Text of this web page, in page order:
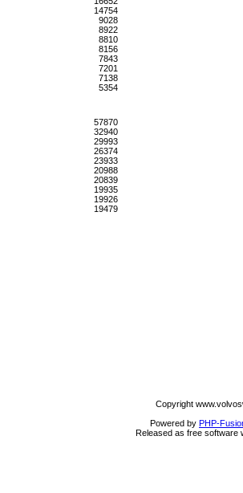
14754
9028
8922
8810
8156
7843
7201
7138
5354
57870
32940
29993
26374
23933
20988
20839
19935
19926
19479
Copyright
Powered by PHP-
Released as free software